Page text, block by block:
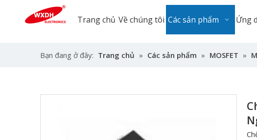
Trang chủ Về chúng tôi Các sản phẩm Ứng
Bạn đang ở đây: Trang chủ » Các sản phẩm » MOSFET »